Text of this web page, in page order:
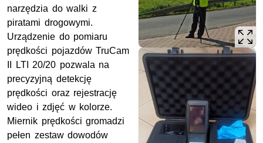
narzędzia do walki z
piratami drogowymi.
Urządzenie do pomiaru
prędkości pojazdów TruCam
II LTI 20/20 pozwala na
precyzyjną detekcję
prędkości oraz rejestrację
wideo i zdjęć w kolorze.
Miernik prędkości gromadzi
pełen zestaw dowodów